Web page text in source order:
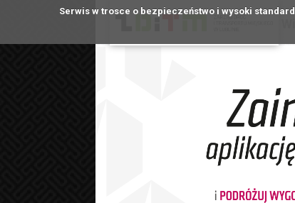
Serwis w trosce o bezpieczeństwo i wysoki